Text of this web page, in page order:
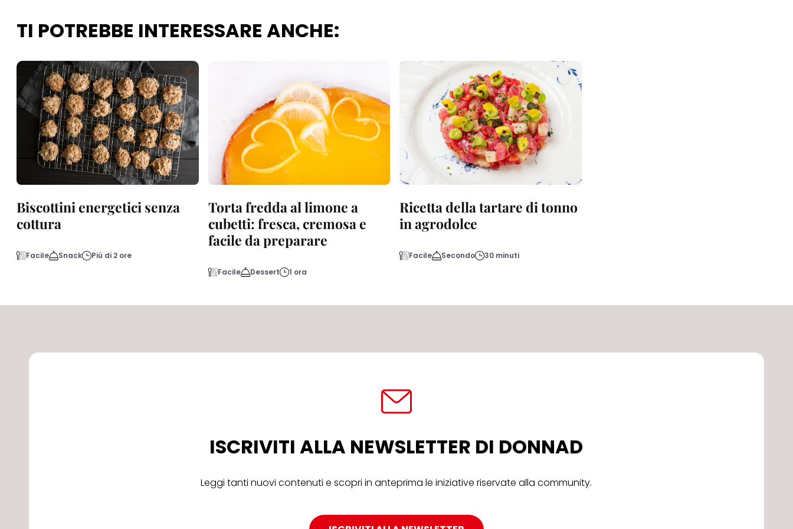
TI POTREBBE INTERESSARE ANCHE:
Biscottini energetici senza
cottura
Facile Snack Più di 2 ore
Torta fredda al limone a
cubetti: fresca, cremosa e
facile da preparare
Facile Dessert 1 ora
Ricetta della tartare di tonno
in agrodolce
Facile Secondo 30 minuti
ISCRIVITI ALLA NEWSLETTER DI DONNAD
Leggi tanti nuovi contenuti e scopri in anteprima le iniziative riservate alla community.